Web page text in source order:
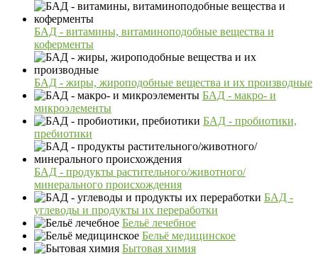
БАД - витамины, витаминоподобные вещества и
коферменты
БАД - жиры, жироподобные вещества и их производные
БАД - макро- и
микроэлементы
БАД - пробиотики,
пребиотики
БАД - продукты растительного/животного/
минерального происхождения
БАД -
углеводы и продукты их переработки
Бельё лечебное
Бельё медицинское
Бытовая химия